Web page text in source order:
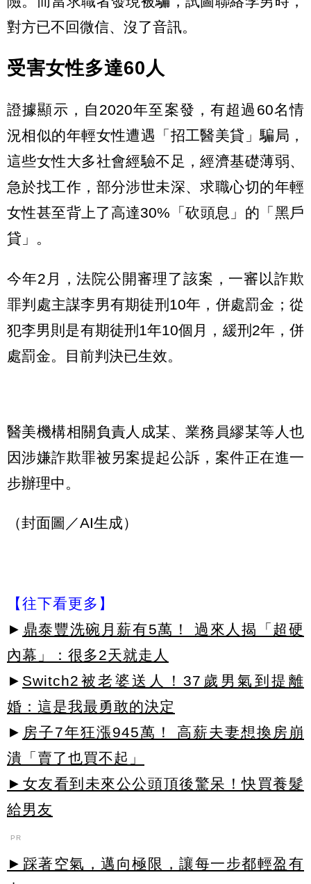
對方已不回微信、沒了音訊。
受害女性多達60人
證據顯示，自2020年至案發，有超過60名情
況相似的年輕女性遭遇「招工醫美貸」騙局，
這些女性大多社會經驗不足，經濟基礎薄弱、
急於找工作，部分涉世未深、求職心切的年輕
女性甚至背上了高達30%「砍頭息」的「黑戶
貸」。
今年2月，法院公開審理了該案，一審以詐欺
罪判處主謀李男有期徒刑10年，併處罰金；從
犯李男則是有期徒刑1年10個月，緩刑2年，併
處罰金。目前判決已生效。
醫美機構相關負責人成某、業務員繆某等人也
因涉嫌詐欺罪被另案提起公訴，案件正在進一
步辦理中。
（封面圖／AI生成）
【往下看更多】
► 鼎泰豐洗碗月薪有5萬！ 過來人揭「超硬
內幕」：很多2天就走人
► Switch2被老婆送人！37歲男氣到提離
婚：這是我最勇敢的決定
► 房子7年狂漲945萬！ 高薪夫妻想換房崩
潰「賣了也買不起」
►女友看到未來公公頭頂後驚呆！快買養髮
給男友
PR
►踩著空氣，邁向極限，讓每一步都輕盈有